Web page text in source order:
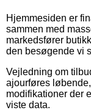
Hjemmesiden er
sammen med
markedsfører
den besøgende vi
Vejledning om
ajourføres
modifikationer der
viste data.